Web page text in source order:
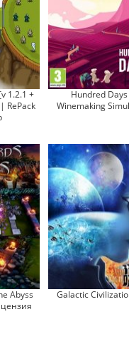
1.2.1 +
RePack
Hundred Days
Winemaking
Abyss
Galactic